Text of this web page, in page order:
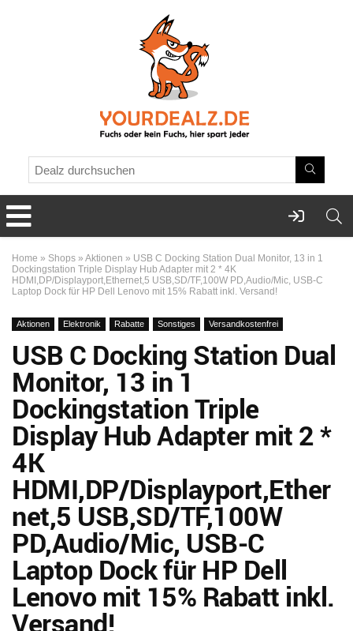
Home » Shops » Aktionen » USB C Docking Station Dual Monitor, 13 in 1
Dockingstation Triple Display Hub Adapter mit 2 * 4K
HDMI,DP/Displayport,Ethernet,5 USB,SD/TF,100W PD,Audio/Mic, USB-C
Laptop Dock für HP Dell Lenovo mit 15% Rabatt inkl. Versand!
Aktionen Elektronik Rabatte Sonstiges Versandkostenfrei
USB C Docking Station Dual
Monitor, 13 in 1
Dockingstation Triple
Display Hub Adapter mit 2 *
4K
HDMI,DP/Displayport,Ether
net,5 USB,SD/TF,100W
PD,Audio/Mic, USB-C
Laptop Dock für HP Dell
Lenovo mit 15% Rabatt inkl.
Versand!